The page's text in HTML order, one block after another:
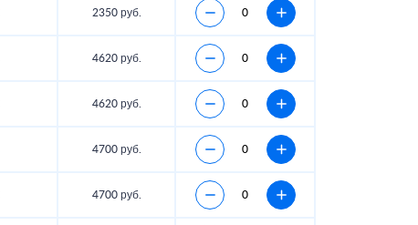
2350 руб.
4620 руб.
4620 руб.
4700 руб.
4700 руб.